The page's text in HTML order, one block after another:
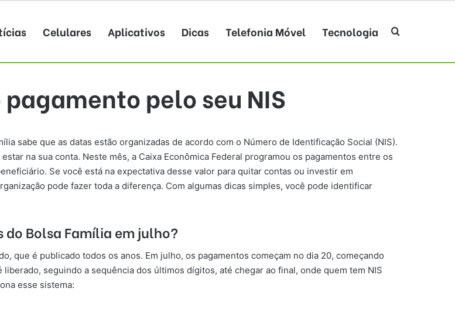
Celulares Aplicativos Dicas Telefonia Móvel Tecnologia Procurar por
pelo seu NIS
sabe que as datas estão organizadas de acordo com o Número de Identificação Social (NIS).
na sua conta. Neste mês, a Caixa Econômica Federal programou os pagamentos entre os
Se você está na expectativa desse valor para quitar contas ou investir em
pode fazer toda a diferença. Com algumas dicas simples, você pode identificar
Bolsa Família em julho?
que é publicado todos os anos. Em julho, os pagamentos começam no dia 20, começando
seguindo a sequência dos últimos dígitos, até chegar ao final, onde quem tem NIS
esse sistema: